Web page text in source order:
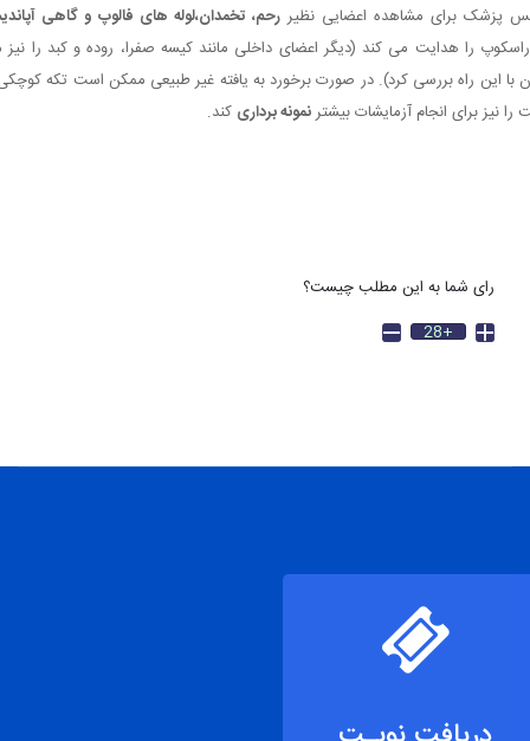
پزشک برای مشاهده اعضایی نظیر رحم، تخمدان،لوله های فالوپ و گاهی
را هدایت می کند (دیگر اعضای داخلی مانند کیسه صفرا، روده و کبد را
با این راه بررسی کرد). در صورت برخورد به یافته غیر طبیعی ممکن است تکه
را نیز برای انجام آزمایشات بیشترنمونه برداری کند.
رای شما به این مطلب چیست؟
+28